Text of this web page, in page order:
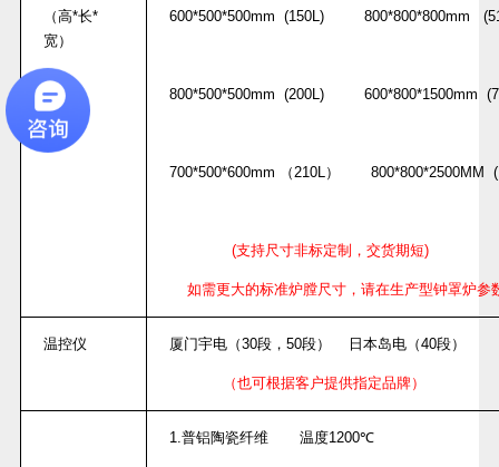
（高*长*
宽）
600*500*500mm (150L) 800*800*800mm
800*500*500mm (200L) 600*800*1500mm
700*500*600mm （210L） 800*800*2500MM
(支持尺寸非标定制，交货期短)
如需更大的标准炉膛尺寸，请在生产型钟罩炉参
温控仪 厦门宇电（30段， 50段） 日本岛电（40段）
（也可根据客户提供指定品牌）
1.普铝陶瓷纤维 温度1200℃